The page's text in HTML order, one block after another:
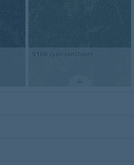
5106 cyan sanctuary